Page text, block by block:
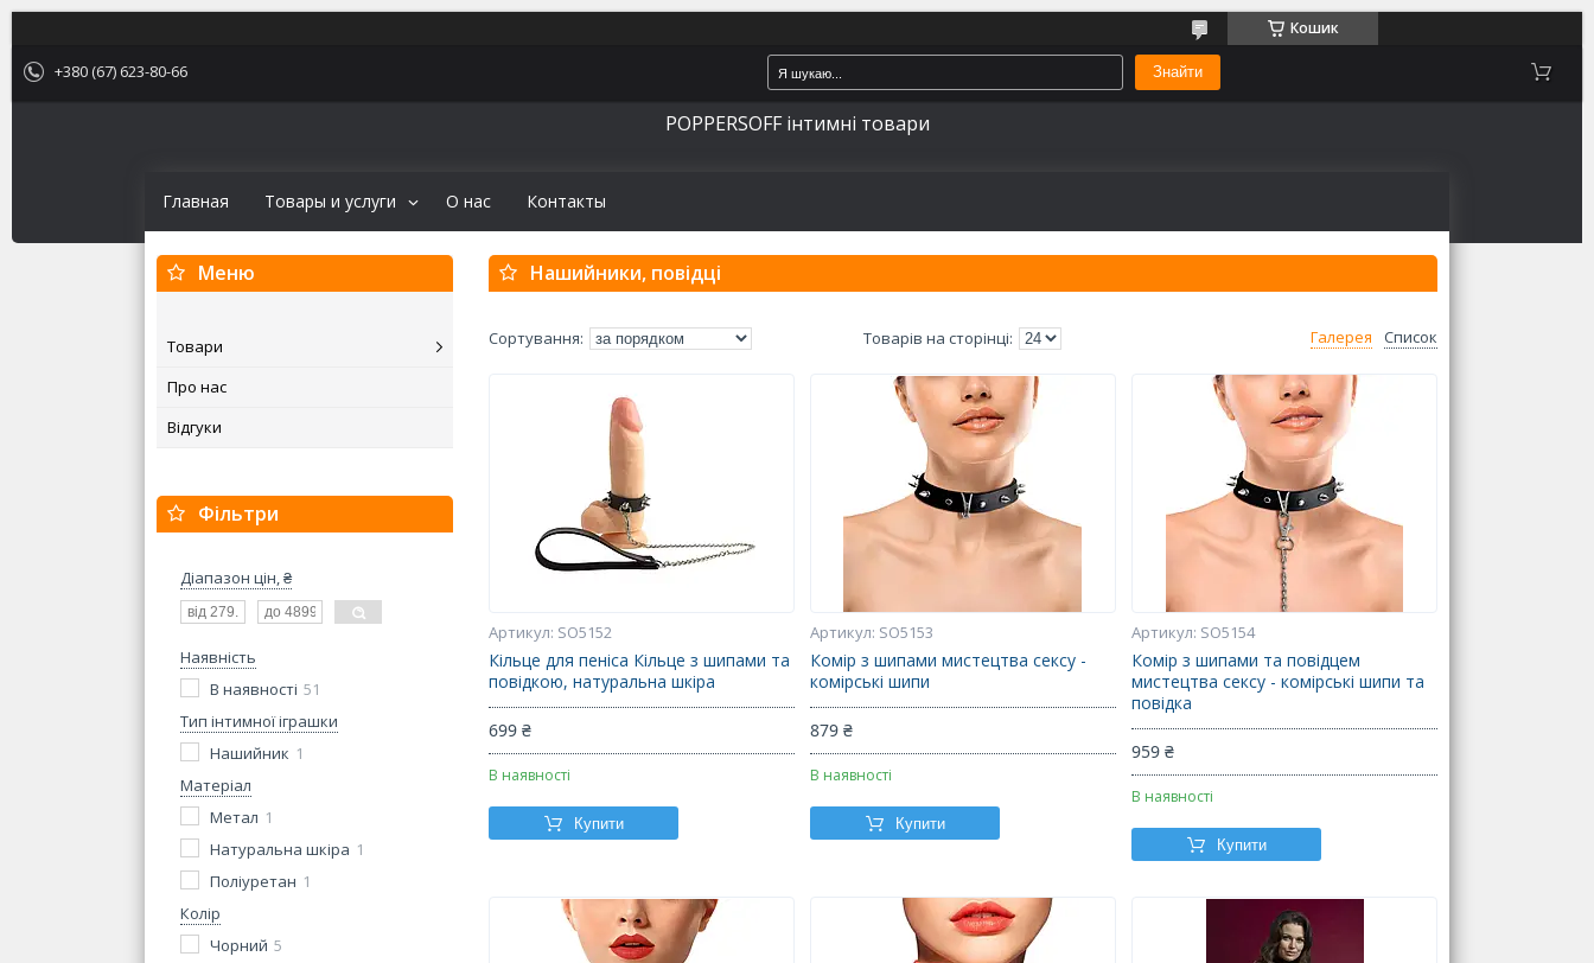
Кошик
+380 (67) 623-80-66 Знайти
POPPERSOFF інтимні товари
Главная Товары и услуги О нас Контакты
Товари
Про нас
Відгуки
Фільтри
Діапазон цін, ₴
Наявність
В наявності 51
Тип інтимної іграшки
Нашийник 1
Матеріал
Метал 1
Натуральна шкіра 1
Поліуретан 1
Колір
Чорний 5
Нашийники, повідці
Галерея Список
SO5152
Кільце для пеніса Кільце з шипами та
повідкою, натуральна шкіра
699 ₴
В наявності
Купити
SO5153
Комір з шипами мистецтва сексу -
комірські шипи
879 ₴
В наявності
Купити
SO5154
Комір з шипами та повідцем
мистецтва сексу - комірські шипи та
повідка
959 ₴
В наявності
Купити